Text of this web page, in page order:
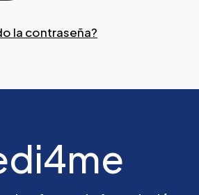
la contraseña?